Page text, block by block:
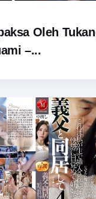
Oleh
–...